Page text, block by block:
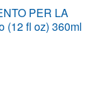
PER LA
(12 fl oz) 360ml